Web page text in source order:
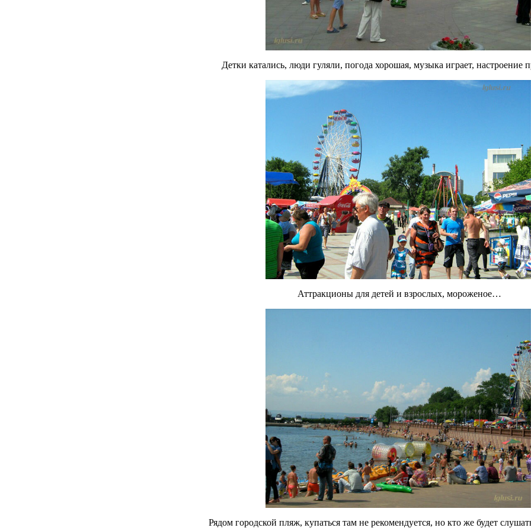
Детки катались, люди гуляли, погода хорошая, музыка играет, настроение
Аттракционы для детей и взрослых, мороженое…
Рядом городской пляж, купаться там не рекомендуется, но кто же будет